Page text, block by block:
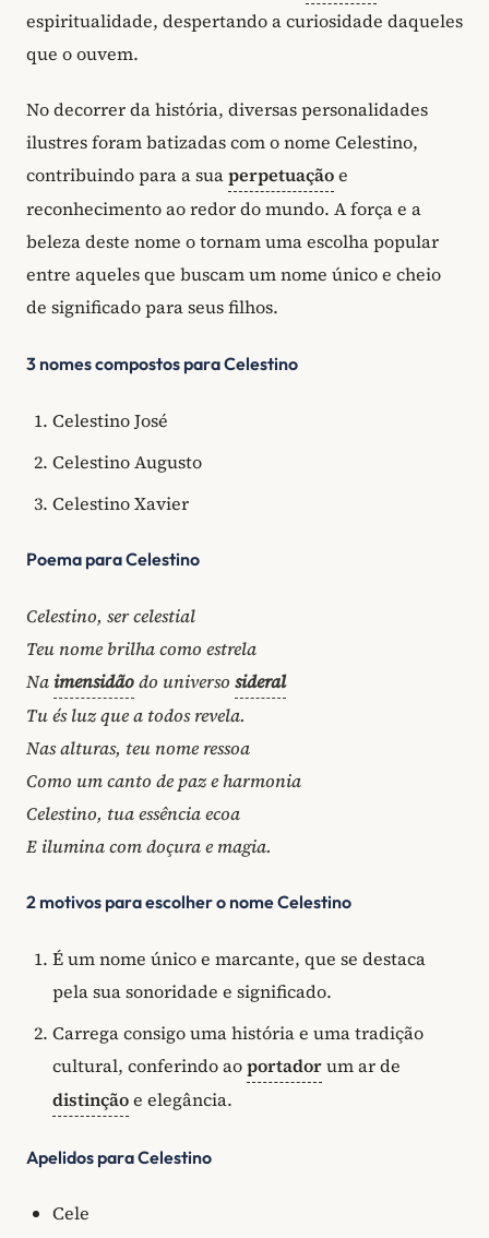
espiritualidade, despertando a curiosidade daqueles
que o ouvem.
No decorrer da história, diversas personalidades
ilustres foram batizadas com o nome Celestino,
contribuindo para a suaperpetuaçãoe
reconhecimento ao redor do mundo. A força e a
beleza deste nome o tornam uma escolha popular
entre aqueles que buscam um nome único e cheio
de significado para seus filhos.
3 nomes compostos para Celestino
Celestino José
Celestino Augusto
Celestino Xavier
Poema para Celestino
Celestino, ser celestial
Teu nome brilha como estrela
Naimensidãodo universo sideral
Tu és luz que a todos revela.
Nas alturas, teu nome ressoa
Como um canto de paz e harmonia
Celestino, tua essência ecoa
E ilumina com doçura e magia.
2 motivos para escolher o nome Celestino
É um nome único e marcante, que se destaca
pela sua sonoridade e significado.
Carrega consigo uma história e uma tradição
cultural, conferindo aoportadorum ar de
distinçãoe elegância.
Apelidos para Celestino
Cele